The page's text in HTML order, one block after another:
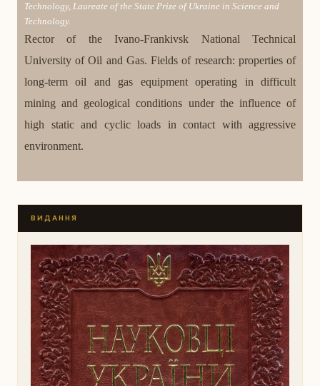
Technology, Laureate of the State Prize of Ukraine in Science and
Technology.
Rector of the Ivano-Frankivsk National Technical
University of Oil and Gas. Fields of research: properties of
long-term oil and gas equipment operating in difficult
mining and geological conditions under the influence of
high static and cyclic loads in contact with aggressive
environment.
ВИДАННЯ